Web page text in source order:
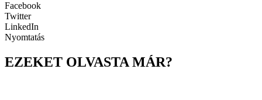
Facebook
Twitter
LinkedIn
Nyomtatás
EZEKET OLVASTA MÁR?